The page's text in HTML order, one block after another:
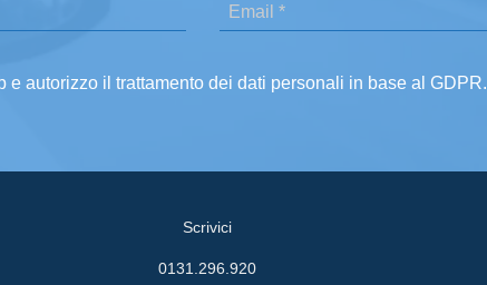
autorizzo il trattamento dei dati personali in base al GDPR.
Scrivici
0131.296.920